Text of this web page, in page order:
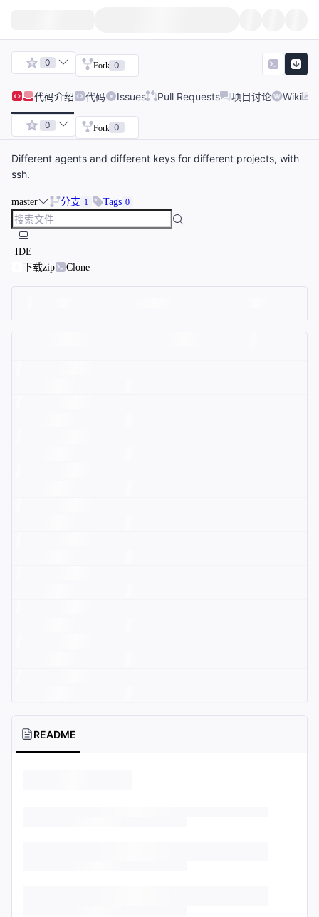
0 Fork 0
代码介绍 代码 Issues Pull Requests 项目讨论 Wiki
0 Fork 0
Different agents and different keys for different projects, with
ssh.
master 分支 1 Tags 0
IDE
下载zip
Clone
README